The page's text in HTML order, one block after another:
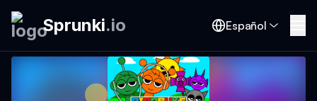
Sprunki.io Español